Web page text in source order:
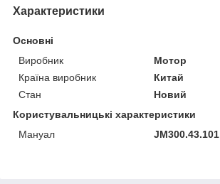
Характеристики
Основні
Виробник
Мотор
Країна виробник
Китай
Стан
Новий
Користувальницькі характеристики
Мануал
JM300.43.101